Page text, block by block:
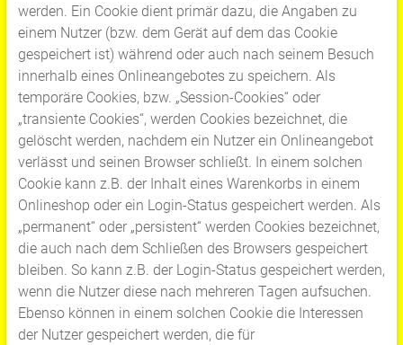
werden. Ein Cookie dient primär dazu, die Angaben zu
einem Nutzer (bzw. dem Gerät auf dem das Cookie
gespeichert ist) während oder auch nach seinem Besuch
innerhalb eines Onlineangebotes zu speichern. Als
temporäre Cookies, bzw. „Session-Cookies“ oder
„transiente Cookies“, werden Cookies bezeichnet, die
gelöscht werden, nachdem ein Nutzer ein Onlineangebot
verlässt und seinen Browser schließt. In einem solchen
Cookie kann z.B. der Inhalt eines Warenkorbs in einem
Onlineshop oder ein Login-Status gespeichert werden. Als
„permanent“ oder „persistent“ werden Cookies bezeichnet,
die auch nach dem Schließen des Browsers gespeichert
bleiben. So kann z.B. der Login-Status gespeichert werden,
wenn die Nutzer diese nach mehreren Tagen aufsuchen.
Ebenso können in einem solchen Cookie die Interessen
der Nutzer gespeichert werden, die für